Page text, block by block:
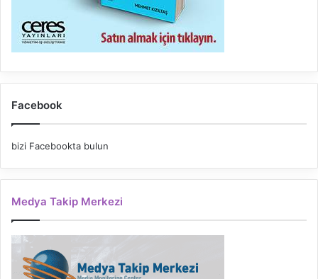
Facebook
bizi Facebookta bulun
Medya Takip Merkezi